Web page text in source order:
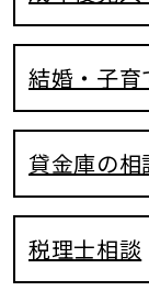
結婚・子
貸金庫の相
税理士相談